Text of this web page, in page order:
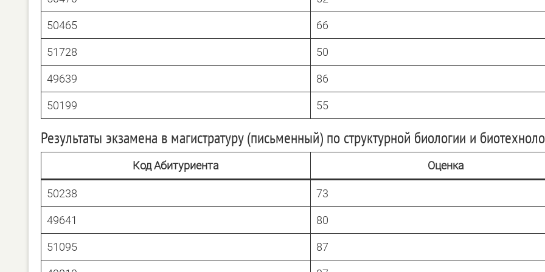
50465 66
51728 50
49639 86
50199 55
Результаты экзамена в магистратуру (письменный) по структурной биологии и
Код Абитуриента Оценка
50238 73
49641 80
51095 87